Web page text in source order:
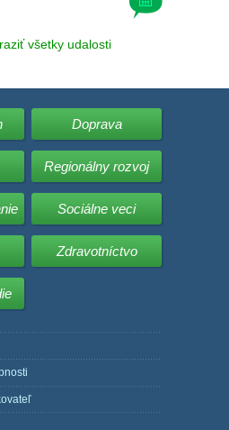
všetky udalosti
Doprava
Regionálny rozvoj
Sociálne veci
Zdravotníctvo